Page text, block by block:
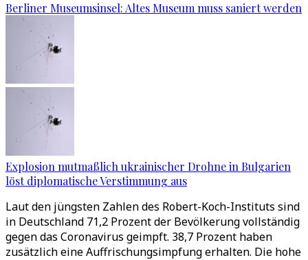
Berliner Museumsinsel: Altes Museum muss saniert werden
Explosion mutmaßlich ukrainischer Drohne in Bulgarien
löst diplomatische Verstimmung aus
Laut den jüngsten Zahlen des Robert-Koch-Instituts sind
in Deutschland 71,2 Prozent der Bevölkerung vollständig
gegen das Coronavirus geimpft. 38,7 Prozent haben
zusätzlich eine Auffrischungsimpfung erhalten. Die hohe